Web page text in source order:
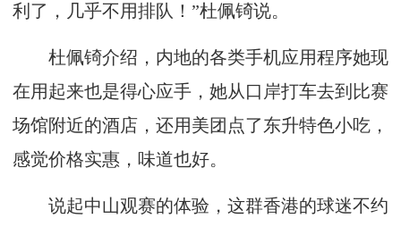
利了，几乎不用排队！”杜佩锜说。
杜佩锜介绍，内地的各类手机应用程序她现
在用起来也是得心应手，她从口岸打车去到比赛
场馆附近的酒店，还用美团点了东升特色小吃，
感觉价格实惠，味道也好。
说起中山观赛的体验，这群香港的球迷不约